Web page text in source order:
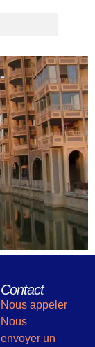
Contact
Nous appeler
Nous
envoyer un